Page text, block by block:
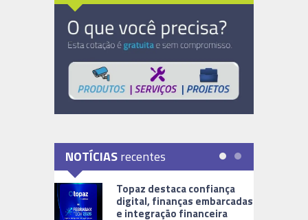
NOTÍCIASrecentes
Topaz destaca confiança
digital, finanças embarcadas
e integração financeira